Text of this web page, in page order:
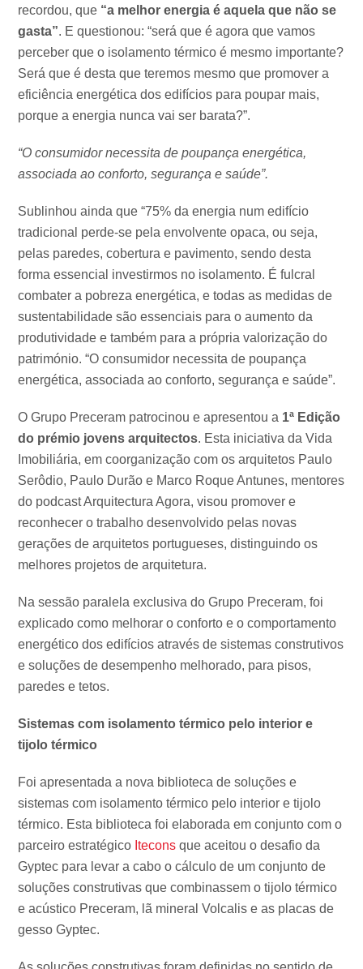
recordou, que “a melhor energia é aquela que não se
gasta”. E questionou: “será que é agora que vamos
perceber que o isolamento térmico é mesmo importante?
Será que é desta que teremos mesmo que promover a
eficiência energética dos edifícios para poupar mais,
porque a energia nunca vai ser barata?”.
“O consumidor necessita de poupança energética,
associada ao conforto, segurança e saúde”.
Sublinhou ainda que “75% da energia num edifício
tradicional perde-se pela envolvente opaca, ou seja,
pelas paredes, cobertura e pavimento, sendo desta
forma essencial investirmos no isolamento. É fulcral
combater a pobreza energética, e todas as medidas de
sustentabilidade são essenciais para o aumento da
produtividade e também para a própria valorização do
património. “O consumidor necessita de poupança
energética, associada ao conforto, segurança e saúde”.
O Grupo Preceram patrocinou e apresentou a 1ª Edição
do prémio jovens arquitectos. Esta iniciativa da Vida
Imobiliária, em coorganização com os arquitetos Paulo
Serôdio, Paulo Durão e Marco Roque Antunes, mentores
do podcast Arquitectura Agora, visou promover e
reconhecer o trabalho desenvolvido pelas novas
gerações de arquitetos portugueses, distinguindo os
melhores projetos de arquitetura.
Na sessão paralela exclusiva do Grupo Preceram, foi
explicado como melhorar o conforto e o comportamento
energético dos edifícios através de sistemas construtivos
e soluções de desempenho melhorado, para pisos,
paredes e tetos.
Sistemas com isolamento térmico pelo interior e
tijolo térmico
Foi apresentada a nova biblioteca de soluções e
sistemas com isolamento térmico pelo interior e tijolo
térmico. Esta biblioteca foi elaborada em conjunto com o
parceiro estratégico Itecons que aceitou o desafio da
Gyptec para levar a cabo o cálculo de um conjunto de
soluções construtivas que combinassem o tijolo térmico
e acústico Preceram, lã mineral Volcalis e as placas de
gesso Gyptec.